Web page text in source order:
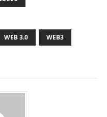
WEB 3.0 WEB3